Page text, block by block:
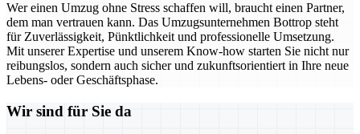
Wer einen Umzug ohne Stress schaffen will, braucht einen Partner,
dem man vertrauen kann. Das Umzugsunternehmen Bottrop steht
für Zuverlässigkeit, Pünktlichkeit und professionelle Umsetzung.
Mit unserer Expertise und unserem Know-how starten Sie nicht nur
reibungslos, sondern auch sicher und zukunftsorientiert in Ihre neue
Lebens- oder Geschäftsphase.
Wir sind für Sie da